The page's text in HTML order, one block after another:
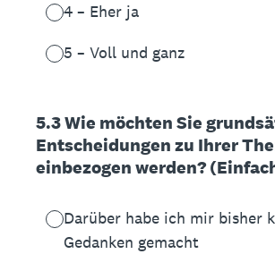
4 – Eher ja
5 – Voll und ganz
5.3 Wie möchten Sie
Entscheidungen zu Ihrer
einbezogen werden?
Darüber habe ich mir bisher
Gedanken gemacht